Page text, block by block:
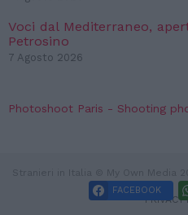
Voci dal Mediterraneo,
Petrosino
7 Agosto 2026
Photoshoot Paris - Shooting
PRIVACY
FACEBOOK